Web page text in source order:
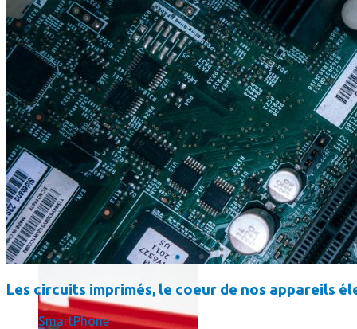
Un boîtier imprimé en 3D va faire tourner Android sur votre
Les circuits imprimés, le coeur de nos appareils
SmartPhone